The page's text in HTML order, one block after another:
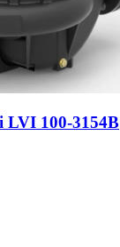
LVI 100-3154B